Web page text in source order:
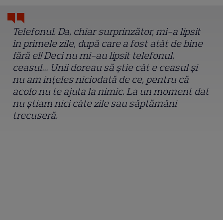
Telefonul. Da, chiar surprinzător, mi-a lipsit
în primele zile, după care a fost atât de bine
fără el! Deci nu mi-au lipsit telefonul,
ceasul… Unii doreau să știe cât e ceasul și
nu am înțeles niciodată de ce, pentru că
acolo nu te ajuta la nimic. La un moment dat
nu știam nici câte zile sau săptămâni
trecuseră.